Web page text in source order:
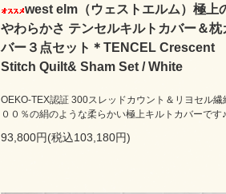
west elm（ウェストエルム）極上
やわらかさ テンセルキルトカバー＆枕
バー３点セット＊TENCEL Crescent
Stitch Quilt& Sham Set / White
OEKO-TEX認証 300スレッドカウント＆リヨセル繊
００％の絹のような柔らかい極上キルトカバーです♪
93,800円(税込103,180円)